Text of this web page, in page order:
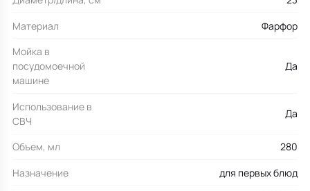
Материал
Фарфор
Мойка в
посудомоечной
машине
Да
Использование в
СВЧ
Да
Объем, мл
280
Назначение
для первых блюд